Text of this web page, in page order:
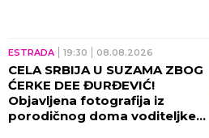
ESTRADA 19:30 08.08.2026
CELA SRBIJA U SUZAMA ZBOG
ĆERKE DEE ĐURĐEVIĆ!
Objavljena fotografija iz
porodičnog doma voditeljke,